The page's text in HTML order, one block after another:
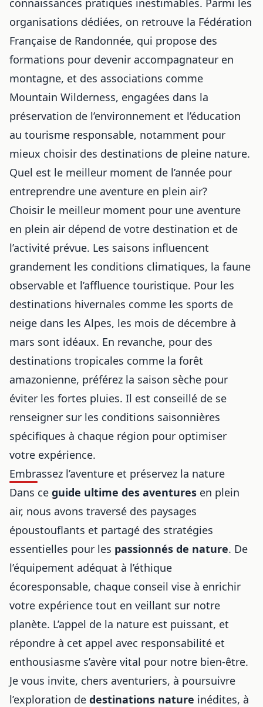
organisations dédiées, on retrouve la Fédération
Française de Randonnée, qui propose des
formations pour devenir accompagnateur en
montagne, et des associations comme
Mountain Wilderness, engagées dans la
préservation de l’environnement et l’éducation
au tourisme responsable, notamment pour
mieux choisir des destinations de pleine nature.
Quel est le meilleur moment de l’année pour
entreprendre une aventure en plein air?
Choisir le meilleur moment pour une aventure
en plein air dépend de votre destination et de
l’activité prévue. Les saisons influencent
grandement les conditions climatiques, la faune
observable et l’affluence touristique. Pour les
destinations hivernales comme les sports de
neige dans les Alpes, les mois de décembre à
mars sont idéaux. En revanche, pour des
destinations tropicales comme la forêt
amazonienne, préférez la saison sèche pour
éviter les fortes pluies. Il est conseillé de se
renseigner sur les conditions saisonnières
spécifiques à chaque région pour optimiser
votre expérience.
Embrassez l’aventure et préservez la nature
Dans ce guide ultime des aventures en plein
air, nous avons traversé des paysages
époustouflants et partagé des stratégies
essentielles pour les passionnés de nature. De
l’équipement adéquat à l’éthique
écoresponsable, chaque conseil vise à enrichir
votre expérience tout en veillant sur notre
planète. L’appel de la nature est puissant, et
répondre à cet appel avec responsabilité et
enthousiasme s’avère vital pour notre bien-être.
Je vous invite, chers aventuriers, à poursuivre
l’exploration de destinations nature inédites, à